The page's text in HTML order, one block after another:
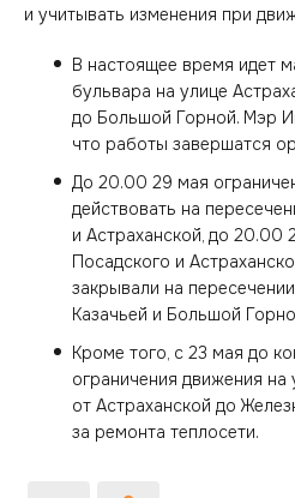
и учитывать изменения при
В настоящее время идет
бульвара на улице
до Большой Горной. Мэр
что работы завершатся
До 20.00 29 мая
действовать на
и Астраханской, до 20.00
Посадского и
закрывали на
Казачьей и Большой
Кроме того, с 23 мая до
ограничения движения на
от Астраханской до
за ремонта теплосети.